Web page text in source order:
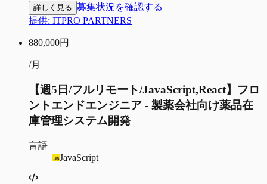
詳しく見る 募集状況を確認する
提供: ITPRO PARTNERS
880,000円
/月
【週5日/フルリモート/JavaScript,React】フロ
ントエンドエンジニア - 製薬会社向け薬品在
庫管理システム開発
言語
JavaScript